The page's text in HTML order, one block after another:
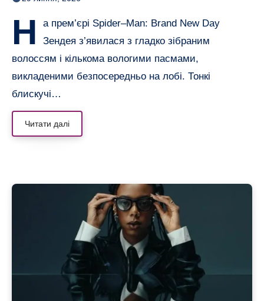
Н
а прем’єрі Spider–Man: Brand New Day
Зендея з’явилася з гладко зібраним
волоссям і кількома вологими пасмами,
викладеними безпосередньо на лобі. Тонкі
блискучі…
Читати далі